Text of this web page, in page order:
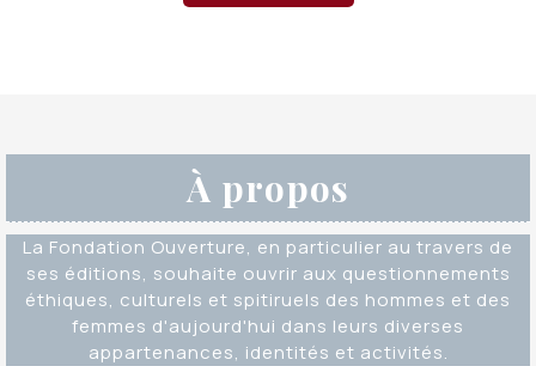
À propos
La Fondation Ouverture, en particulier au travers de
ses éditions, souhaite ouvrir aux questionnements
éthiques, culturels et spitiruels des hommes et des
femmes d'aujourd'hui dans leurs diverses
appartenances, identités et activités.